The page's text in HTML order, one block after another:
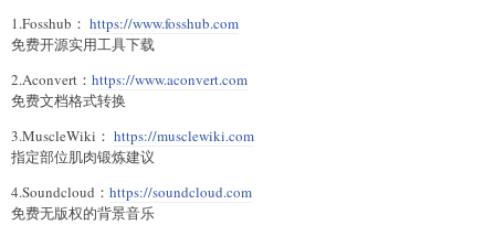
1.Fosshub： https://www.fosshub.com
免费开源实用工具下载
2.Aconvert： https://www.aconvert.com
免费文档格式转换
3.MuscleWiki： https://musclewiki.com
指定部位肌肉锻炼建议
4.Soundcloud： https://soundcloud.com
免费无版权的背景音乐